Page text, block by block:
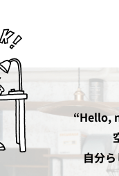
“Hello,
自分